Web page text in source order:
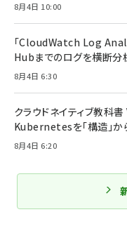
8月4日 10:00
「CloudWatch Log
Hubまでのログを横断分
8月4日 6:30
クラウドネイティブ教科
Kubernetesを「構造」
8月4日 6:20